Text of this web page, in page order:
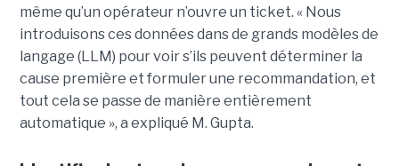
même qu’un opérateur n’ouvre un ticket. « Nous
introduisons ces données dans de grands modèles de
langage (LLM) pour voir s’ils peuvent déterminer la
cause première et formuler une recommandation, et
tout cela se passe de manière entièrement
automatique », a expliqué M. Gupta.